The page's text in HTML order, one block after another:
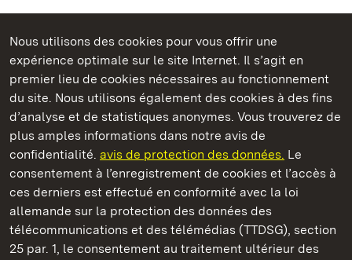
Nous utilisons des cookies pour vous offrir une
expérience optimale sur le site Internet. Il s’agit en
premier lieu de cookies nécessaires au fonctionnement
du site. Nous utilisons également des cookies à des fins
d’analyse et de statistiques anonymes. Vous trouverez de
plus amples informations dans notre avis de
confidentialité. avis de protection des données. Le
consentement à l’enregistrement de cookies et l’accès à
ces derniers est effectué en conformité avec la loi
allemande sur la protection des données des
télécommunications et des télémédias (TTDSG), section
25 par. 1, le consentement au traitement ultérieur des
Châteaux et jardins publics du Bade-Wurtemberg
Château résidentiel de Ludwigsburg
Châteaux et jardins publics du Bade-Wurtemberg
Contact et informationsFAQ et réponsesMentions légales
Protection des données
Explications sur l’accessibilité